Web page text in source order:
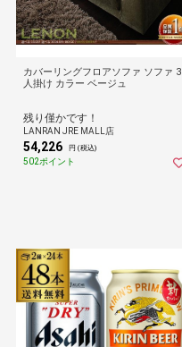
カバーリングフロアソファ ソファ 3
人掛け カラー ベージュ
残り僅かです！
LANRAN JRE MALL店
54,226 円 (税込)
502ポイント